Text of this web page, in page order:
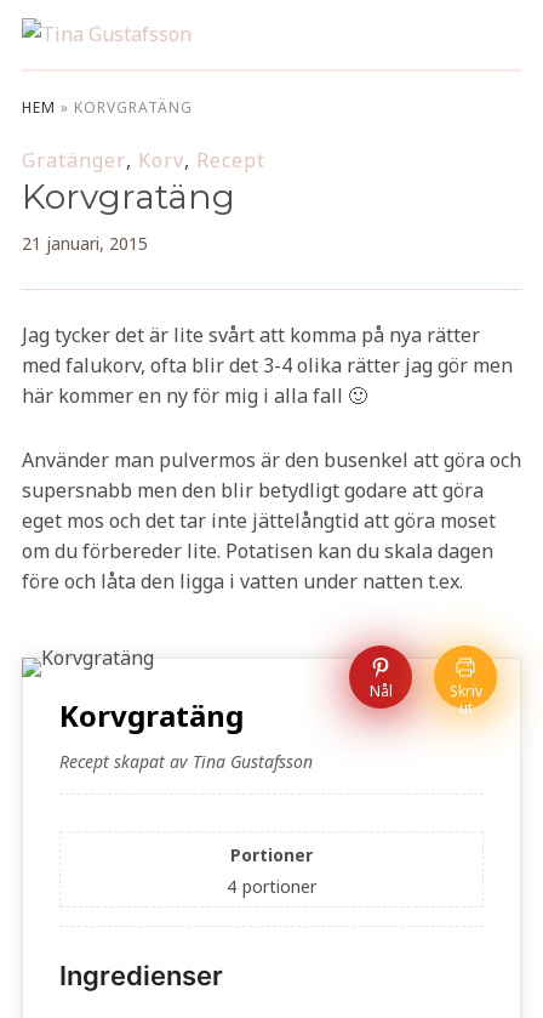
HEM » KORVGRATÄNG
Gratänger, Korv, Recept
Korvgratäng
21 januari, 2015
Jag tycker det är lite svårt att komma på nya rätter
med falukorv, ofta blir det 3-4 olika rätter jag gör men
här kommer en ny för mig i alla fall 🙂
Använder man pulvermos är den busenkel att göra och
supersnabb men den blir betydligt godare att göra
eget mos och det tar inte jättelångtid att göra moset
om du förbereder lite. Potatisen kan du skala dagen
före och låta den ligga i vatten under natten t.ex.
Nål
Skriv
ut
Korvgratäng
Recept skapat av Tina Gustafsson
Portioner
4 portioner
Ingredienser